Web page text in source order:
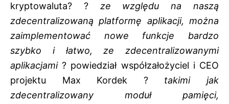
kryptowaluta? ? ze względu na naszą
zdecentralizowaną platformę aplikacji, można
zaimplementować nowe funkcje bardzo
szybko i łatwo, ze zdecentralizowanymi
aplikacjami? powiedział współzałożyciel i CEO
projektu Max Kordek ? takimi jak
zdecentralizowany moduł pamięci,